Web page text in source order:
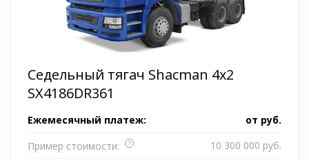
Седельный тягач Shacman 4х2
SX4186DR361
Ежемесячный платеж: от руб.
Пример стоимости:
?
10 300 000 руб.